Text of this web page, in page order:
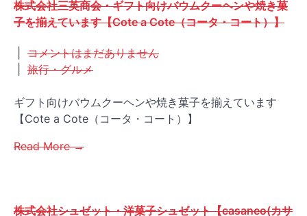
株式会社三英商会・ギフト向けバウムクーヘンや焼き菓
子を揃えています【Cote a Cote（コータ・コート）】
コメントはまだありません
旅行・グルメ
ギフト向けバウムクーヘンや焼き菓子を揃えています
【Cote a Cote（コータ・コート）】
Read More →
株式会社シュゼット・洋菓子シュゼット【casaneo(カサ